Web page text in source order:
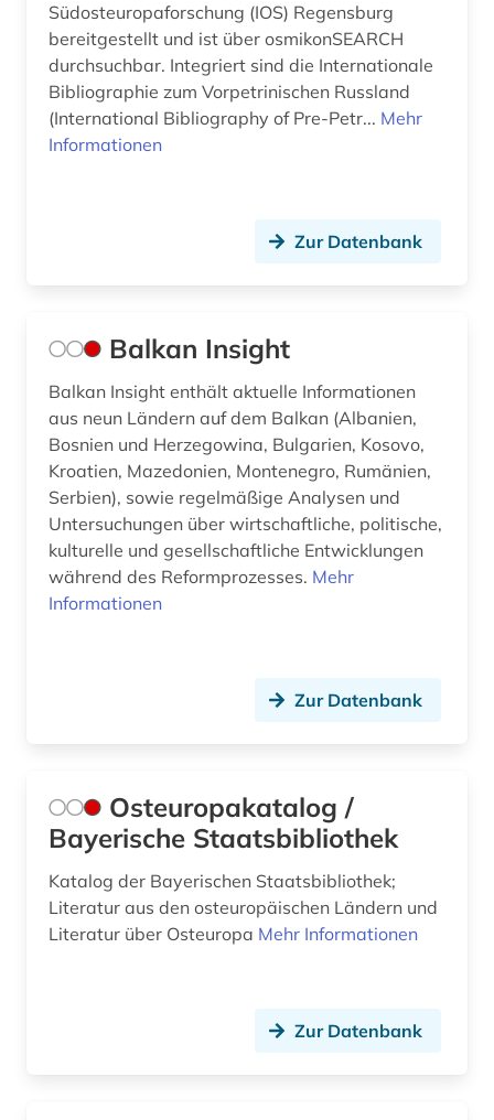
Südosteuropaforschung (IOS) Regensburg
bereitgestellt und ist über osmikonSEARCH
durchsuchbar. Integriert sind die Internationale
Bibliographie zum Vorpetrinischen Russland
(International Bibliography of Pre-Petr... Mehr
Informationen
Zur Datenbank
Balkan Insight
Balkan Insight enthält aktuelle Informationen
aus neun Ländern auf dem Balkan (Albanien,
Bosnien und Herzegowina, Bulgarien, Kosovo,
Kroatien, Mazedonien, Montenegro, Rumänien,
Serbien), sowie regelmäßige Analysen und
Untersuchungen über wirtschaftliche, politische,
kulturelle und gesellschaftliche Entwicklungen
während des Reformprozesses. Mehr
Informationen
Zur Datenbank
Osteuropakatalog /
Bayerische Staatsbibliothek
Katalog der Bayerischen Staatsbibliothek;
Literatur aus den osteuropäischen Ländern und
Literatur über Osteuropa Mehr Informationen
Zur Datenbank